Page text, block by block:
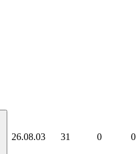
26.08.03 31 0 0